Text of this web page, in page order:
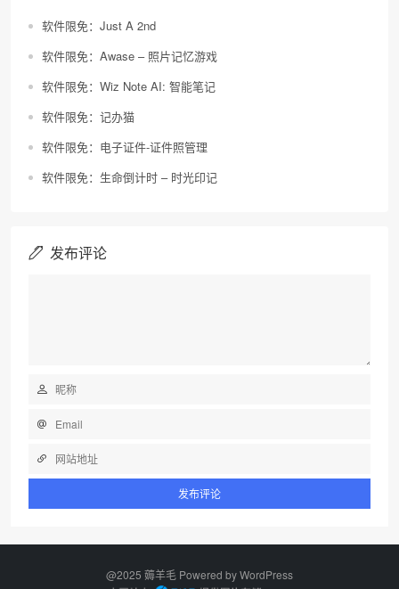
软件限免：Just A 2nd
软件限免：Awase – 照片记忆游戏
软件限免：Wiz Note AI: 智能笔记
软件限免：记办猫
软件限免：电子证件-证件照管理
软件限免：生命倒计时 – 时光印记
发布评论
@2025 薅羊毛 Powered byWordPress